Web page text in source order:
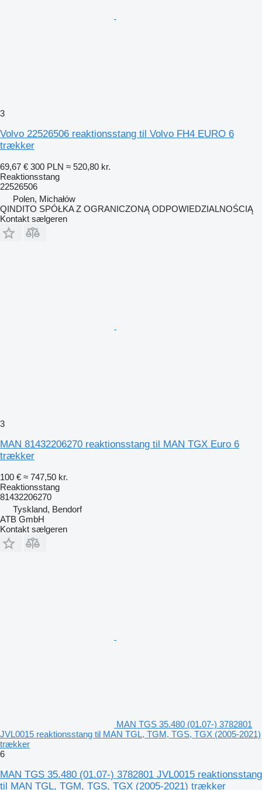
3
Volvo 22526506 reaktionsstang til Volvo FH4 EURO 6
trækker
69,67 € 300 PLN ≈ 520,80 kr.
Reaktionsstang
22526506
Polen, Michałów
QINDITO SPÓŁKA Z OGRANICZONĄ ODPOWIEDZIALNOŚCIĄ
Kontakt sælgeren
3
MAN 81432206270 reaktionsstang til MAN TGX Euro 6
trækker
100 € ≈ 747,50 kr.
Reaktionsstang
81432206270
Tyskland, Bendorf
ATB GmbH
Kontakt sælgeren
MAN TGS 35.480 (01.07-) 3782801
JVL0015 reaktionsstang til MAN TGL, TGM, TGS, TGX (2005-2021)
trækker
6
MAN TGS 35.480 (01.07-) 3782801 JVL0015 reaktionsstang
til MAN TGL, TGM, TGS, TGX (2005-2021) trækker